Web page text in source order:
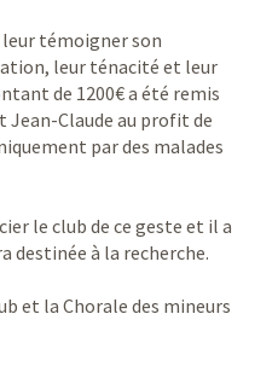
leur témoigner son
leur ténacité et leur
de 1200€ a été remis
Jean-Claude au profit de
par des malades
le club de ce geste et il a
destinée à la recherche.
et la Chorale des mineurs